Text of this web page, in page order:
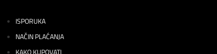
ISPORUKA
NAČIN PLAĆANJA
KAKO KUPOVATI